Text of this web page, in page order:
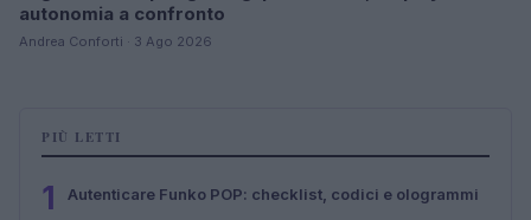
autonomia a confronto
Andrea Conforti · 3 Ago 2026
PIÙ LETTI
1 Autenticare Funko POP: checklist, codici e ologrammi